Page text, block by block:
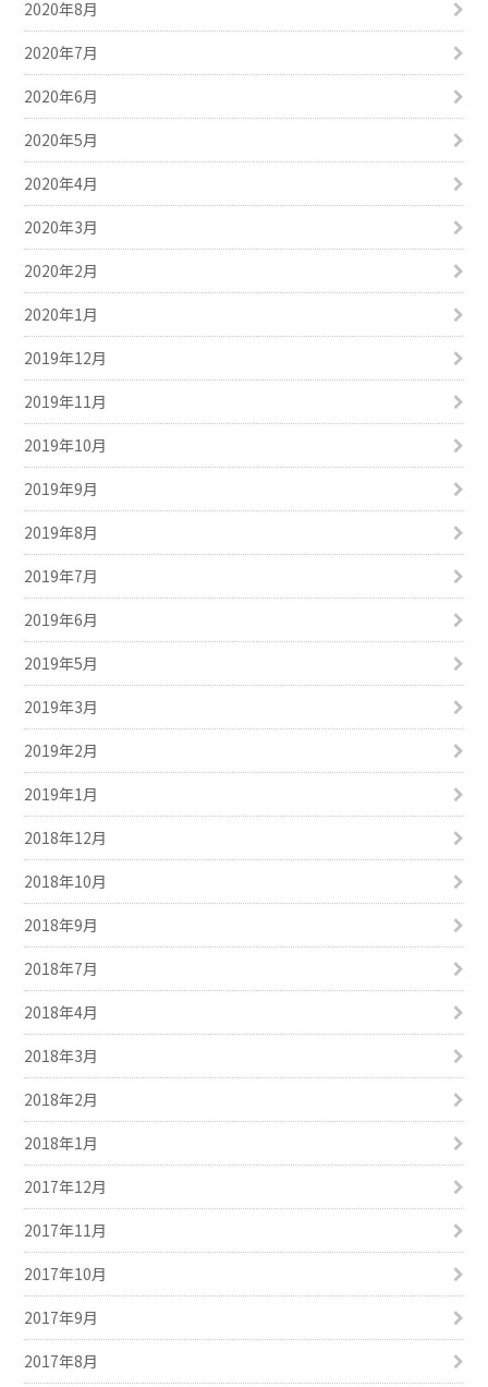
2020年8月
2020年7月
2020年6月
2020年5月
2020年4月
2020年3月
2020年2月
2020年1月
2019年12月
2019年11月
2019年10月
2019年9月
2019年8月
2019年7月
2019年6月
2019年5月
2019年3月
2019年2月
2019年1月
2018年12月
2018年10月
2018年9月
2018年7月
2018年4月
2018年3月
2018年2月
2018年1月
2017年12月
2017年11月
2017年10月
2017年9月
2017年8月